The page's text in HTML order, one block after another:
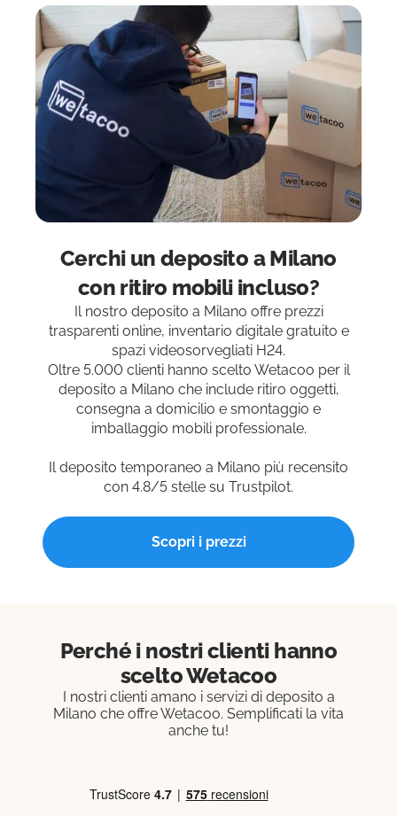
Cerchi un deposito a Milano
con ritiro mobili incluso?
Il nostro deposito a Milano offre prezzi
trasparenti online, inventario digitale gratuito e
spazi videosorvegliati H24.
Oltre 5.000 clienti hanno scelto Wetacoo per il
deposito a Milano che include ritiro oggetti,
consegna a domicilio e smontaggio e
imballaggio mobili professionale.
Il deposito temporaneo a Milano più recensito
con 4.8/5 stelle su Trustpilot.
Scopri i prezzi
Perché i nostri clienti hanno
scelto Wetacoo
I nostri clienti amano i servizi di deposito a
Milano che offre Wetacoo. Semplificati la vita
anche tu!